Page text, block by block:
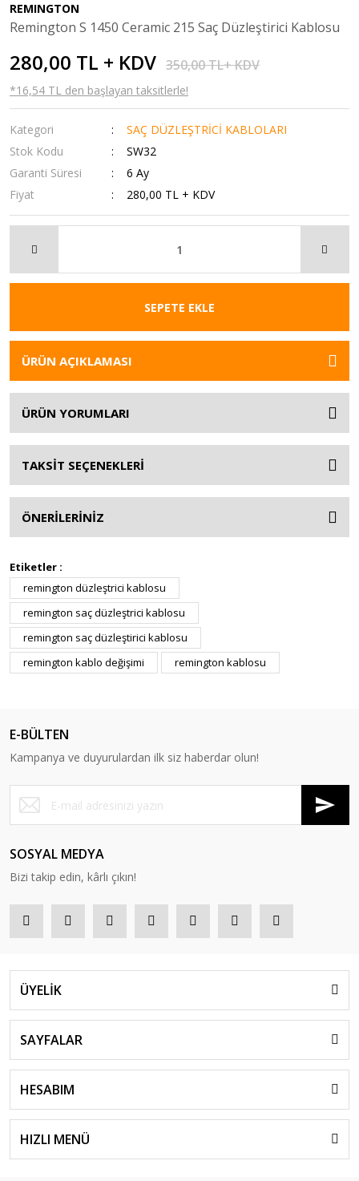
REMINGTON
Remington S 1450 Ceramic 215 Saç Düzleştirici Kablosu
280,00 TL + KDV 350,00 TL+ KDV
*16,54 TL den başlayan taksitlerle!
Kategori
SAÇ DÜZLEŞTRİCİ KABLOLARI
Stok Kodu
SW32
Garanti Süresi
6 Ay
Fiyat
280,00 TL + KDV
SEPETE EKLE
ÜRÜN AÇIKLAMASI
ÜRÜN YORUMLARI
TAKSİT SEÇENEKLERİ
ÖNERİLERİNİZ
Etiketler :
remington düzleştrici kablosu
remington saç düzleştrici kablosu
remington saç düzleştirici kablosu
remington kablo değişimi
remington kablosu
E-BÜLTEN
Kampanya ve duyurulardan ilk siz haberdar olun!
SOSYAL MEDYA
Bizi takip edin, kârlı çıkın!
ÜYELİK
SAYFALAR
HESABIM
HIZLI MENÜ